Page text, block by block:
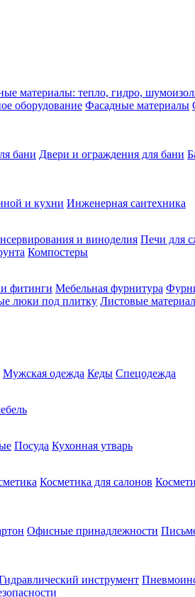
материалы: тепло, гидро,
оборудование Фасадные материалы
бани Двери и ограждения для бани
и кухни Инженерная сантехника
и виноделия Печи для
Компостеры
фитинги Мебельная фурнитура
люки под плитку Листовые
Мужская одежда Кеды Спецодежда
Посуда Кухонная утварь
Косметика для салонов
Офисные принадлежности
инструмент